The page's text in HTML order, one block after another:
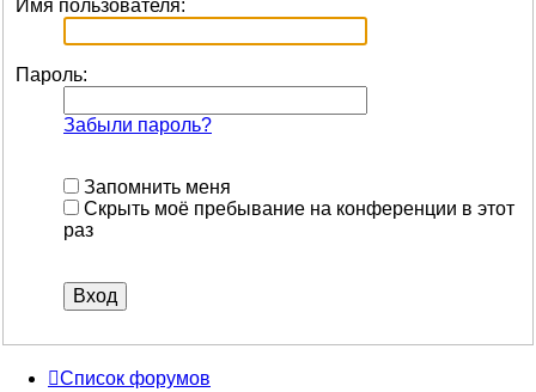
Имя пользователя:
Пароль:
Забыли пароль?
Запомнить меня
Скрыть моё пребывание на конференции в этот
раз
Список форумов